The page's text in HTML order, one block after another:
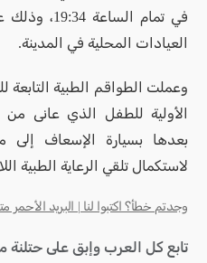
في تمام
العيادات المحلية في المدينة.
وعملت الطواقم الطبية
الأولية للطفل الذي عانى
بعدها بسيارة الإسعاف
لاستكمال تلقي الرعاية الطبية
وجدتم خطأ؟ اكتبوا لنا | البريد الأحمر
تابع كل العرب وإبق على